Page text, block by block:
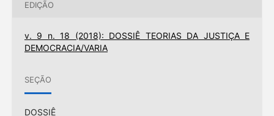
EDIÇÃO
v. 9 n. 18 (2018): DOSSIÊ TEORIAS DA JUSTIÇA E
DEMOCRACIA/VARIA
SEÇÃO
DOSSIÊ